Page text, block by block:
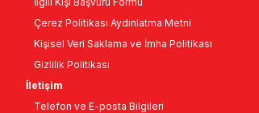
Çerez Politikası Aydınlatma Metni
Kişisel Veri Saklama ve İmha Politikası
Gizlilik Politikası
İletişim
Telefon ve E-posta Bilgileri